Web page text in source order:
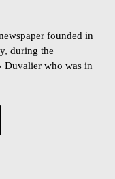
founded in
during the
Duvalier who was in